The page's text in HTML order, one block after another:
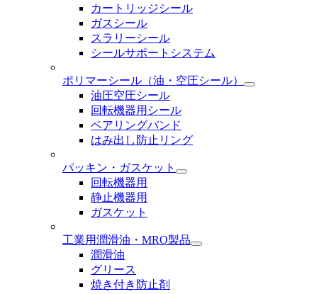
カートリッジシール
ガスシール
スラリーシール
シールサポートシステム
ポリマーシール （油・空圧シール）
油圧空圧シール
回転機器用シール
ベアリングバンド
はみ出し防止リング
パッキン・ガスケット
回転機器用
静止機器用
ガスケット
工業用潤滑油・MRO製品
潤滑油
グリース
焼き付き防止剤